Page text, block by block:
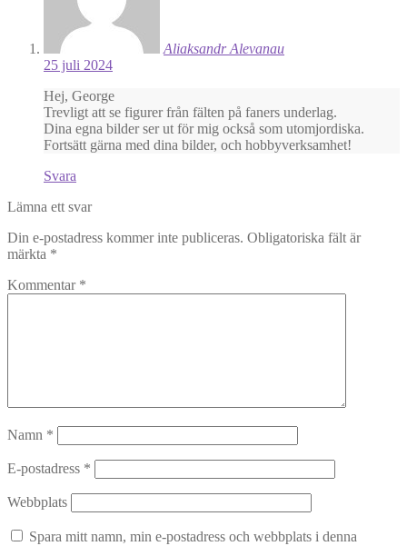
Aliaksandr Alevanau
25 juli 2024
Hej, George
Trevligt att se figurer från fälten på faners underlag.
Dina egna bilder ser ut för mig också som utomjordiska.
Fortsätt gärna med dina bilder, och hobbyverksamhet!
Svara
Lämna ett svar
Din e-postadress kommer inte publiceras. Obligatoriska fält är
märkta *
Kommentar *
Namn *
E-postadress *
Webbplats
Spara mitt namn, min e-postadress och webbplats i denna